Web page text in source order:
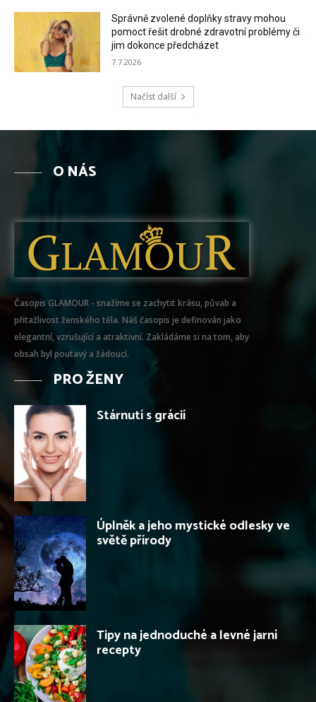
Správně zvolené doplňky stravy mohou
pomoct řešit drobné zdravotní problémy či
jim dokonce předcházet
7.7.2026
Načíst další
O NÁS
Časopis GLAMOUR - snažíme se zachytit krásu, půvab a
přitažlivost ženského těla. Náš časopis je definován jako
elegantní, vzrušující a atraktivní. Zakládáme si na tom, aby
obsah byl poutavý a žádoucí.
PRO ŽENY
Stárnutí s grácií
Úplněk a jeho mystické odlesky ve
světě přírody
Tipy na jednoduché a levné jarní
recepty